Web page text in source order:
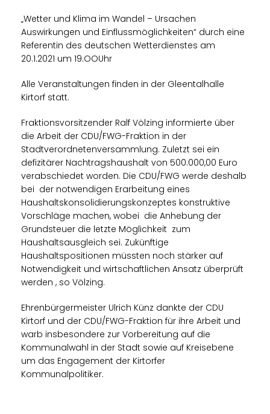
Wetter und Klima im Wandel – Ursachen
Auswirkungen und Einflussmöglichkeiten“ durch eine
Referentin des deutschen Wetterdienstes am
20.1.2021 um 19.OOUhr
Alle Veranstaltungen finden in der Gleentalhalle
Kirtorf statt.
Fraktionsvorsitzender Ralf Völzing informierte über
die Arbeit der CDU/FWG-Fraktion in der
Stadtverordnetenversammlung. Zuletzt sei ein
defizitärer Nachtragshaushalt von 500.000,00 Euro
verabschiedet worden. Die CDU/FWG werde deshalb
bei der notwendigen Erarbeitung eines
Haushaltskonsolidierungskonzeptes konstruktive
Vorschläge machen, wobei die Anhebung der
Grundsteuer die letzte Möglichkeit zum
Haushaltsausgleich sei. Zukünftige
Haushaltspositionen müssten noch stärker auf
Notwendigkeit und wirtschaftlichen Ansatz überprüft
werden , so Völzing.
Ehrenbürgermeister Ulrich Künz dankte der CDU
Kirtorf und der CDU/FWG-Fraktion für ihre Arbeit und
warb insbesondere zur Vorbereitung auf die
Kommunalwahl in der Stadt sowie auf Kreisebene
um das Engagement der Kirtorfer
Kommunalpolitiker.